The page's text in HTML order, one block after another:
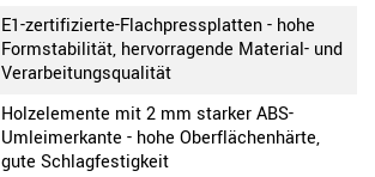
E1-zertifizierte-Flachpressplatten - hohe
Formstabilität, hervorragende Material- und
Verarbeitungsqualität
Holzelemente mit 2 mm starker ABS-
Umleimerkante - hohe Oberflächenhärte,
gute Schlagfestigkeit